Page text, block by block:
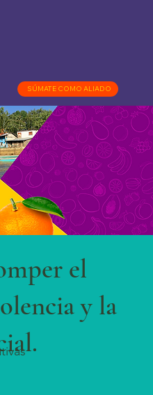
SÚMATE COMO ALIADO
el
y la